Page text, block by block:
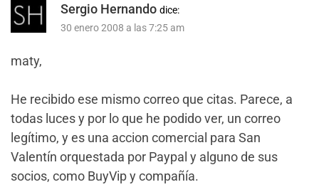
Sergio Hernando dice:
30 enero 2008 a las 7:25 am
maty,
He recibido ese mismo correo que citas. Parece, a
todas luces y por lo que he podido ver, un correo
legítimo, y es una accion comercial para San
Valentín orquestada por Paypal y alguno de sus
socios, como BuyVip y compañía.